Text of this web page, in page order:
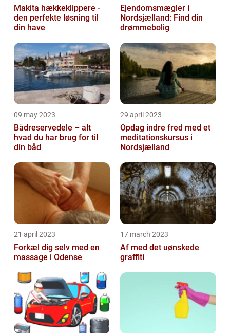
Makita hækkeklippere -
den perfekte løsning til
din have
Ejendomsmægler i
Nordsjælland: Find din
drømmebolig
09 may 2023
Bådreservedele – alt
hvad du har brug for til
din båd
29 april 2023
Opdag indre fred med et
meditationskursus i
Nordsjælland
21 april 2023
Forkæl dig selv med en
massage i Odense
17 march 2023
Af med det uønskede
graffiti